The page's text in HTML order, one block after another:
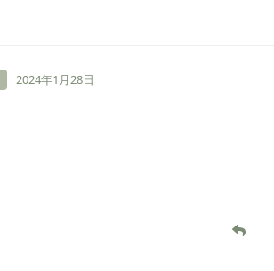
2024年1月28日